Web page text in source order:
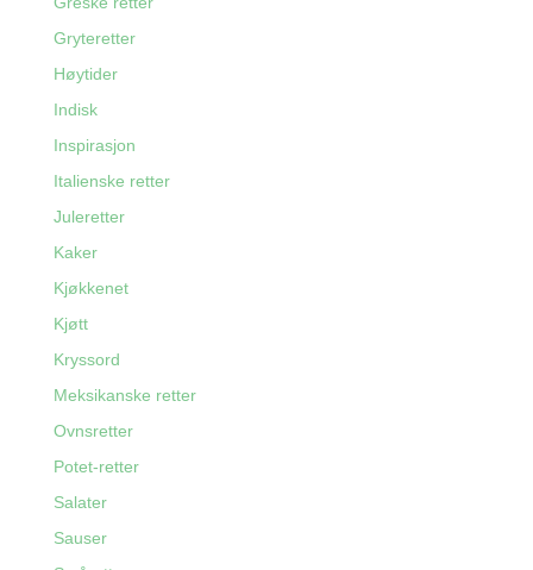
Gryteretter
Høytider
Indisk
Inspirasjon
Italienske retter
Juleretter
Kaker
Kjøkkenet
Kjøtt
Kryssord
Meksikanske retter
Ovnsretter
Potet-retter
Salater
Sauser